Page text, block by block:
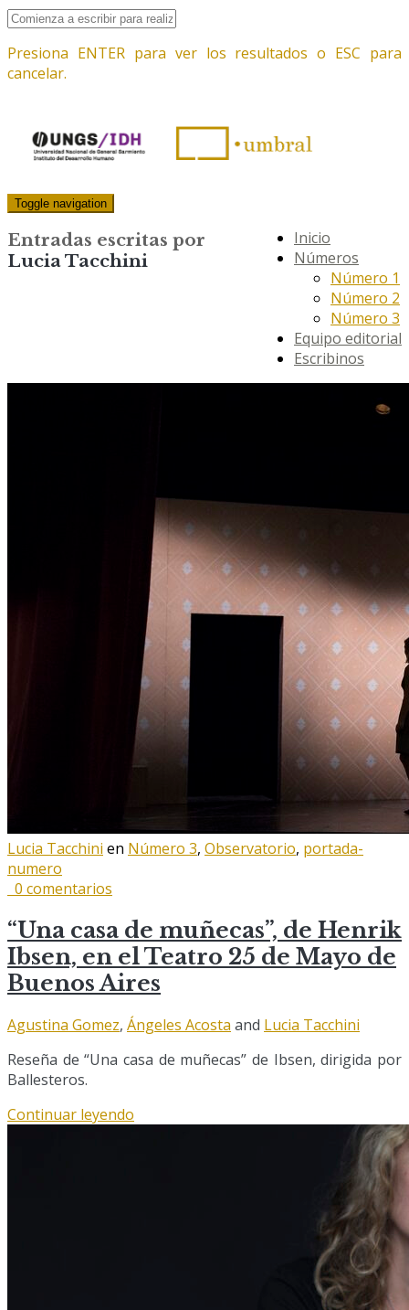
Presiona ENTER para ver los resultados o ESC para
cancelar.
Toggle navigation
Inicio
Números
Número 1
Número 2
Número 3
Equipo editorial
Escribinos
Entradas escritas por
Lucia Tacchini
Lucia Tacchini en Número 3, Observatorio, portada-
numero
0 comentarios
“Una casa de muñecas”, de Henrik
Ibsen, en el Teatro 25 de Mayo de
Buenos Aires
Agustina Gomez, Ángeles Acosta and Lucia Tacchini
Reseña de “Una casa de muñecas” de Ibsen, dirigida por
Ballesteros.
Continuar leyendo